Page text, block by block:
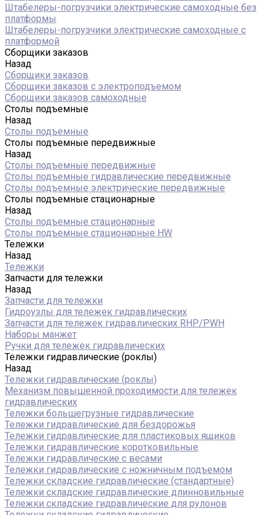
Штабелеры-погрузчики электрические самоходные без
платформы
Штабелеры-погрузчики электрические самоходные с
платформой
Сборщики заказов
Назад
Сборщики заказов
Сборщики заказов с электроподъемом
Сборщики заказов самоходные
Столы подъемные
Назад
Столы подъемные
Столы подъемные передвижные
Назад
Столы подъемные передвижные
Столы подъемные гидравлические передвижные
Столы подъемные электрические передвижные
Столы подъемные стационарные
Назад
Столы подъемные стационарные
Столы подъемные стационарные HW
Тележки
Назад
Тележки
Запчасти для тележки
Назад
Запчасти для тележки
Гидроузлы для тележек гидравлических
Запчасти для тележек гидравлических RHP/PWH
Наборы манжет
Ручки для тележек гидравлических
Тележки гидравлические (роклы)
Назад
Тележки гидравлические (роклы)
Механизм повышенной проходимости для тележек
гидравлических
Тележки большегрузные гидравлические
Тележки гидравлические для бездорожья
Тележки гидравлические для пластиковых ящиков
Тележки гидравлические коротковильные
Тележки гидравлические с весами
Тележки гидравлические с ножничным подъемом
Тележки складские гидравлические (стандартные)
Тележки складские гидравлические длинновильные
Тележки складские гидравлические для рулонов